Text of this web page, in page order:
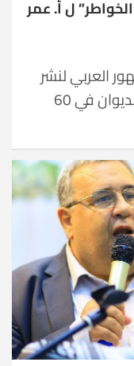
ل أ. عمر
العربي لنشر
وتوزيع الكتب، مصر، القاهرةيقع الديوان في 60